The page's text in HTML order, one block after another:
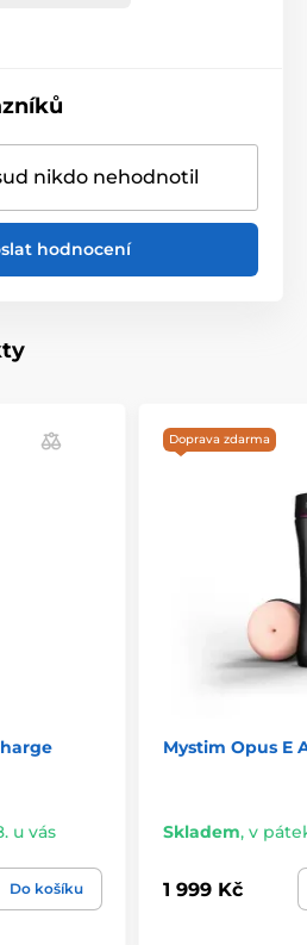
nikdo nehodnotil
hodnocení
u vás
Do košíku
Doprava zdarma
Mystim Opus E
Skladem, v
1 999 Kč